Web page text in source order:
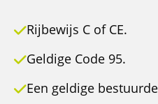
Rijbewijs C of CE.
Geldige Code 95.
Een geldige